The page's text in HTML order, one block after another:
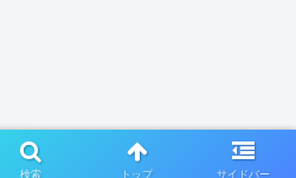
検索 トップ サイドバー